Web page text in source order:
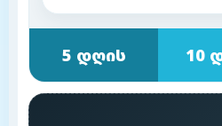
5 დღის 10